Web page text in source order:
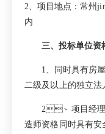
2 、项目地点： 常州
内
三、投标单位
1 、同时具有房
二级及以上的独立
2、 项目经
造师资格 同时具有